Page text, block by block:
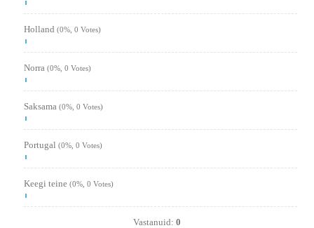
Holland (0%, 0 Votes)
Norra (0%, 0 Votes)
Saksama (0%, 0 Votes)
Portugal (0%, 0 Votes)
Keegi teine (0%, 0 Votes)
Vastanuid: 0